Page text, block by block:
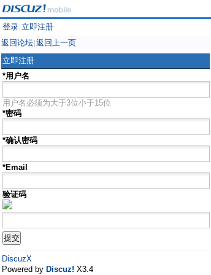
登录 立即注册
返回论坛 返回上一页
立即注册
*用户名
用户名必须为大于3位小于15位
*密码
*确认密码
*Email
验证码
DiscuzX
Powered by Discuz! X3.4